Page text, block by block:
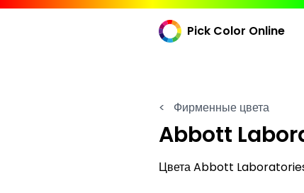
Pick Color Online
< Фирменные цвета
Abbott
Цвета Abbott